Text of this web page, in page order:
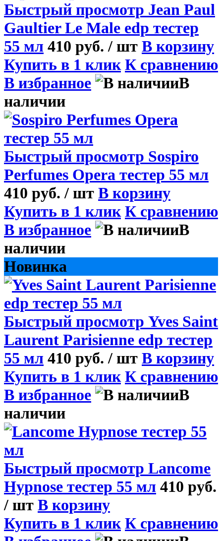
Быстрый просмотр Jean Paul
Gaultier Le Male edp тестер
55 мл 410 руб./ шт В корзину
Купить в 1 клик К сравнению
В избранное
В
наличии
Быстрый просмотр Sospiro
Perfumes Opera тестер 55 мл
410 руб./ шт В корзину
Купить в 1 клик К сравнению
В избранное
В
наличии
Новинка
Быстрый просмотр Yves Saint
Laurent Parisienne edp тестер
55 мл 410 руб./ шт В корзину
Купить в 1 клик К сравнению
В избранное
В
наличии
Быстрый просмотр Lancome
Hypnose тестер 55 мл 410 руб.
/ шт В корзину
Купить в 1 клик К сравнению